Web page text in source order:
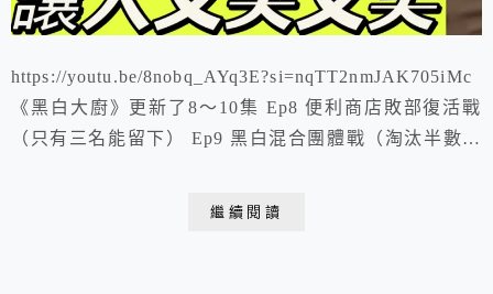
https://youtu.be/8nobq_AYq3E?si=nqTT2nmJAK705iMc
《黑白大廚》更新了8～10集 Ep8 便利商店敗部復活戰
（只有三名能留下） Ep9 黑白混合團體戰（淘汰半數）
繼續閱讀